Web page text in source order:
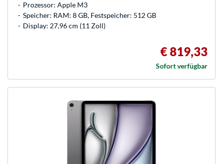
Prozessor: Apple M3
Speicher: RAM: 8 GB, Festspeicher: 512 GB
Display: 27,96 cm (11 Zoll)
€ 819,33
Sofort verfügbar